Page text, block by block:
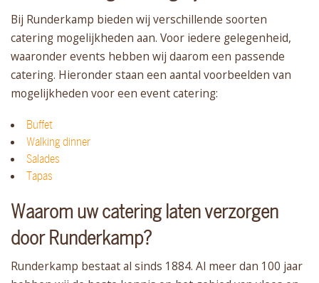
Bij Runderkamp bieden wij verschillende soorten
catering mogelijkheden aan. Voor iedere gelegenheid,
waaronder events hebben wij daarom een passende
catering. Hieronder staan een aantal voorbeelden van
mogelijkheden voor een event catering:
Buffet
Walking dinner
Salades
Tapas
Waarom uw catering laten verzorgen
door Runderkamp?
Runderkamp bestaat al sinds 1884. Al meer dan 100 jaar